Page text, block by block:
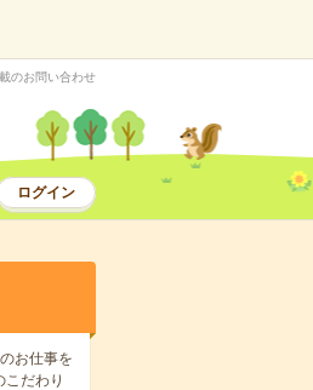
のお問い合わせ
ログイン
お仕事を
こだわり